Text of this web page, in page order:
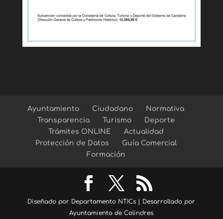
Ayuntamiento Ciudadano
Normativa
Transparencia
Turismo
Deporte
Trámites ONLINE
Actualidad
Protección de Datos
Guía Comercial
Formación
Diseñado por Departamento NTICs | Desarrollado por
Ayuntamiento de Colindres